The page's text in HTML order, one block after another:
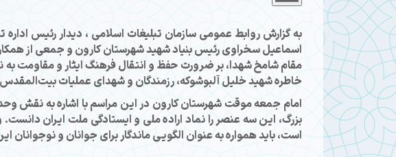
به گزارش روابط عمومی سازمان تبلیغات اسلامی ، دیدار رئیس
اسماعیل سخراوی رئیس بنیاد شهید شهرستان کارون و جمعی از
مقام شامخ شهدا، بر ضرورت حفظ و انتقال فرهنگ ایثار و مقاومت به
خاطره شهید خلیل آلبوشوکه، رزمندگان و شهدای عملیات
امام جمعه موقت شهرستان کارون در این مراسم با اشاره به نقش
بزرگ، این سه عنصر را نماد اراده ملی و ایستادگی ملت ایران دانست.
است، باید همواره به عنوان الگویی ماندگار برای جوانان و نوجوانان